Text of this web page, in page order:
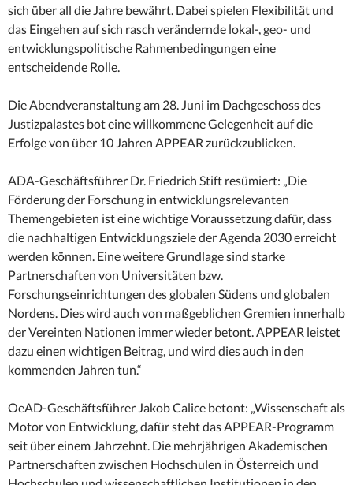
sich über all die Jahre bewährt. Dabei spielen Flexibilität und
das Eingehen auf sich rasch verändernde lokal-, geo- und
entwicklungspolitische Rahmenbedingungen eine
entscheidende Rolle.
Die Abendveranstaltung am 28. Juni im Dachgeschoss des
Justizpalastes bot eine willkommene Gelegenheit auf die
Erfolge von über 10 Jahren APPEAR zurückzublicken.
ADA-Geschäftsführer Dr. Friedrich Stift resümiert: „Die
Förderung der Forschung in entwicklungsrelevanten
Themengebieten ist eine wichtige Voraussetzung dafür, dass
die nachhaltigen Entwicklungsziele der Agenda 2030 erreicht
werden können. Eine weitere Grundlage sind starke
Partnerschaften von Universitäten bzw.
Forschungseinrichtungen des globalen Südens und globalen
Nordens. Dies wird auch von maßgeblichen Gremien innerhalb
der Vereinten Nationen immer wieder betont. APPEAR leistet
dazu einen wichtigen Beitrag, und wird dies auch in den
kommenden Jahren tun.“
OeAD-Geschäftsführer Jakob Calice betont: „Wissenschaft als
Motor von Entwicklung, dafür steht das APPEAR-Programm
seit über einem Jahrzehnt. Die mehrjährigen Akademischen
Partnerschaften zwischen Hochschulen in Österreich und